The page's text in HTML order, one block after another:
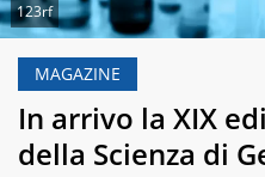
123rf
MAGAZINE
In arrivo la XIX
della Scienza di